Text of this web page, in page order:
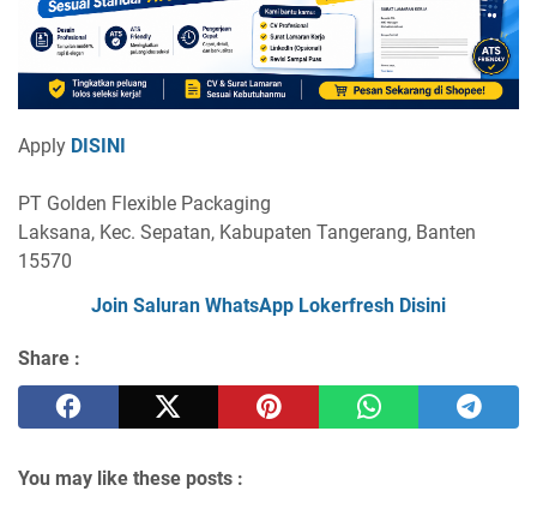
Apply DISINI
PT Golden Flexible Packaging
Laksana, Kec. Sepatan, Kabupaten Tangerang, Banten
15570
Join Saluran WhatsApp Lokerfresh Disini
Share :
You may like these posts :